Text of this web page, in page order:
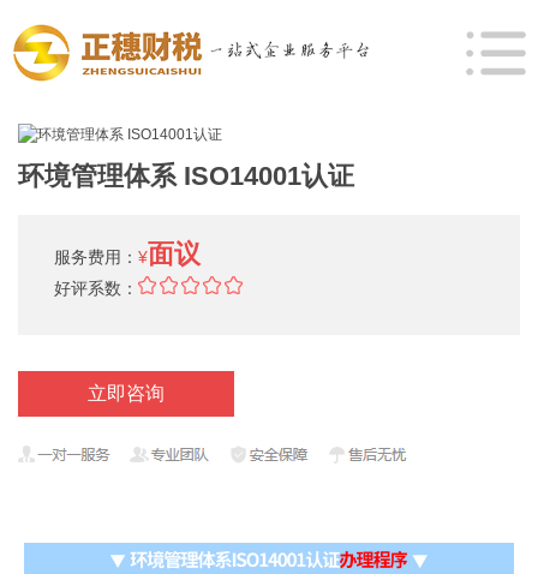
环境管理体系 ISO14001认证
服务费用： ¥面议
好评系数：
立即咨询